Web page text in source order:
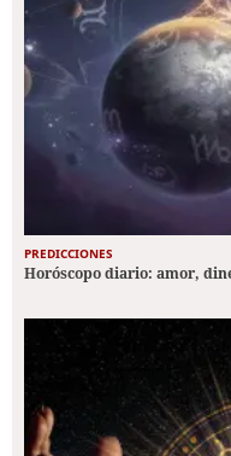
PREDICCIONES
Horóscopo diario: amor,